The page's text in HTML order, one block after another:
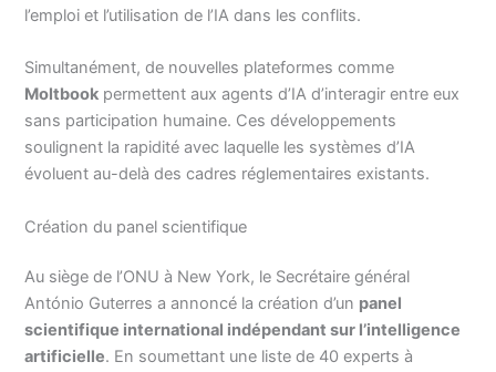
l’emploi et l’utilisation de l’IA dans les conflits.
Simultanément, de nouvelles plateformes comme
Moltbook permettent aux agents d’IA d’interagir entre eux
sans participation humaine. Ces développements
soulignent la rapidité avec laquelle les systèmes d’IA
évoluent au-delà des cadres réglementaires existants.
Création du panel scientifique
Au siège de l’ONU à New York, le Secrétaire général
António Guterres a annoncé la création d’un panel
scientifique international indépendant sur l’intelligence
artificielle. En soumettant une liste de 40 experts à